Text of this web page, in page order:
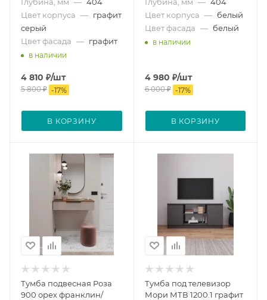
Глубина, мм — 404
Цвет корпуса — графит
серый
Цвет фасада — графит
в наличии
4 810 ₽/шт
5 800₽ -17%
В КОРЗИНУ
Глубина, мм — 404
Цвет корпуса — белый
Цвет фасада — белый
в наличии
4 980 ₽/шт
6 000₽ -17%
В КОРЗИНУ
Тумба подвесная Роза
900 орех франклин/
Тумба под телевизор
Мори МТВ 1200.1 графит